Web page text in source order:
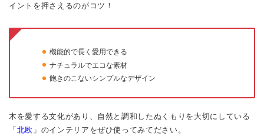
イントを押さえるのがコツ！
機能的で長く愛用できる
ナチュラルでエコな素材
飽きのこないシンプルなデザイン
木を愛する文化があり、自然と調和したぬくもりを大切にしている
「北欧 」のインテリアをぜひ使ってみてださい。